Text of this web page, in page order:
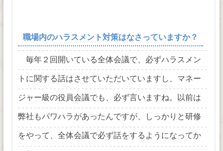
職場内のハラスメント対策はなさっていますか？
毎年２回開いている全体会議で、必ずハラスメン
トに関する話はさせていただいていますし、マネー
ジャー級の役員会議でも、必ず言いますね。以前は
弊社もパワハラがあったんですが、しっかりと研修
をやって、全体会議で必ず話をするようになってか